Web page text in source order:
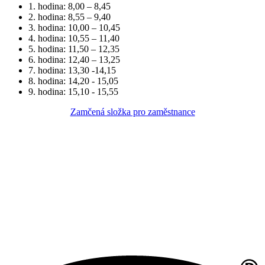
1. hodina: 8,00 – 8,45
2. hodina: 8,55 – 9,40
3. hodina: 10,00 – 10,45
4. hodina: 10,55 – 11,40
5. hodina: 11,50 – 12,35
6. hodina: 12,40 – 13,25
7. hodina: 13,30 -14,15
8. hodina: 14,20 - 15,05
9. hodina: 15,10 - 15,55
Zamčená složka pro zaměstnance